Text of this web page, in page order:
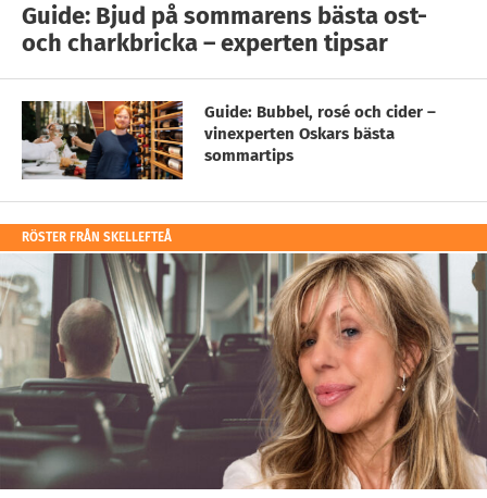
Guide: Bjud på sommarens bästa ost-
och charkbricka – experten tipsar
Guide: Bubbel, rosé och cider –
vinexperten Oskars bästa
sommartips
RÖSTER FRÅN SKELLEFTEÅ